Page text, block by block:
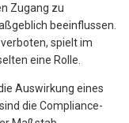
Zugang zu
beeinflussen.
spielt im
eine Rolle.
Auswirkung eines
die Compliance-